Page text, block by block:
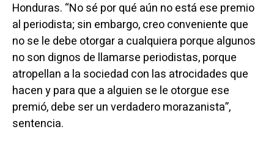
Honduras. “No sé por qué aún no está ese premio
al periodista; sin embargo, creo conveniente que
no se le debe otorgar a cualquiera porque algunos
no son dignos de llamarse periodistas, porque
atropellan a la sociedad con las atrocidades que
hacen y para que a alguien se le otorgue ese
premió, debe ser un verdadero morazanista”,
sentencia.